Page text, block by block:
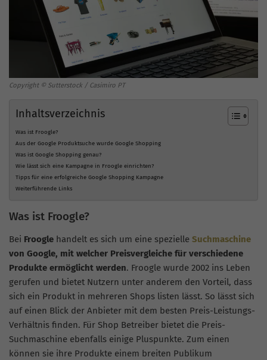
Copyright © Sutterstock / Casimiro PT
Inhaltsverzeichnis
Was ist Froogle?
Aus der Google Produktsuche wurde Google Shopping
Was ist Google Shopping genau?
Wie lässt sich eine Kampagne in Froogle einrichten?
Tipps für eine erfolgreiche Google Shopping Kampagne
Weiterführende Links
Was ist Froogle?
Bei Froogle handelt es sich um eine spezielle Suchmaschine
von Google, mit welcher Preisvergleiche für verschiedene
Produkte ermöglicht werden. Froogle wurde 2002 ins Leben
gerufen und bietet Nutzern unter anderem den Vorteil, dass
sich ein Produkt in mehreren Shops listen lässt. So lässt sich
auf einen Blick der Anbieter mit dem besten Preis-Leistungs-
Verhältnis finden. Für Shop Betreiber bietet die Preis-
Suchmaschine ebenfalls einige Pluspunkte. Zum einen
können sie ihre Produkte einem breiten Publikum